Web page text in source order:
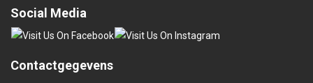
Social Media
Contactgegevens